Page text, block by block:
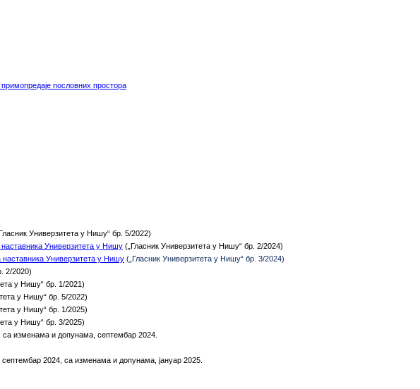
пословних простора
Универзитета у Нишу“ бр. 5/2022)
Универзитета у Нишу ( „Гласник Универзитета у Нишу“ бр. 2/2024)
Универзитета у Нишу („Гласник Универзитета у Нишу“ бр. 3/2024)
2/2020)
у Нишу“ бр. 1/2021)
у Нишу“ бр. 5/2022)
у Нишу“ бр. 1/2025)
у Нишу“ бр. 3/2025)
са изменама и допунама, септембар 2024.
септембар 2024, са изменама и допунама, јануар 2025.